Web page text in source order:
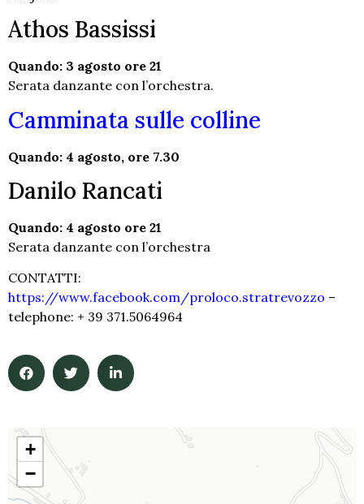
Athos Bassissi
Quando: 3 agosto ore 21
Serata danzante con l’orchestra.
Camminata sulle colline
Quando: 4 agosto, ore 7.30
Danilo Rancati
Quando: 4 agosto ore 21
Serata danzante con l’orchestra
CONTATTI:
https://www.facebook.com/proloco.stratrevozzo –
telephone: + 39 371.5064964
+
−